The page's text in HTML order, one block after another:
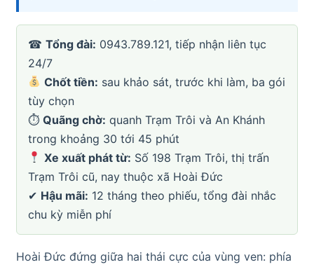
☎ Tổng đài: 0943.789.121, tiếp nhận liên tục
24/7
Chốt tiền: sau khảo sát, trước khi làm, ba gói
tùy chọn
⏱ Quãng chờ: quanh Trạm Trôi và An Khánh
trong khoảng 30 tới 45 phút
Xe xuất phát từ: Số 198 Trạm Trôi, thị trấn
Trạm Trôi cũ, nay thuộc xã Hoài Đức
✔ Hậu mãi: 12 tháng theo phiếu, tổng đài nhắc
chu kỳ miễn phí
Hoài Đức đứng giữa hai thái cực của vùng ven: phía